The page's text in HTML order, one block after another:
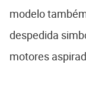
modelo
despedida
motores